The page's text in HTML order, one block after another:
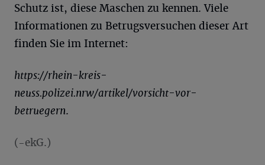
Schutz ist, diese Maschen zu kennen. Viele
Informationen zu Betrugsversuchen dieser Art
finden Sie im Internet:
https://rhein-kreis-
neuss.polizei.nrw/artikel/vorsicht-vor-
betruegern.
(-ekG.)